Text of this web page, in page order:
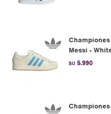
Messi -
$U 5.990